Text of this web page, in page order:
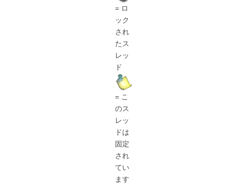
= ロ
ック
され
たス
レッ
ド
= こ
のス
レッ
ドは
固定
され
てい
ます